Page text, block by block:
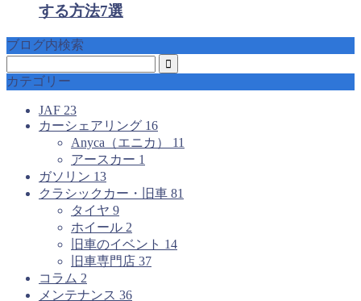
する方法7選
ブログ内検索
カテゴリー
JAF 23
カーシェアリング 16
Anyca（エニカ） 11
アースカー 1
ガソリン 13
クラシックカー・旧車 81
タイヤ 9
ホイール 2
旧車のイベント 14
旧車専門店 37
コラム 2
メンテナンス 36